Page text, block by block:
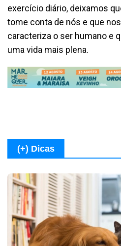
exercício diário, deixamos
tome conta de nós e que
caracteriza o ser humano e
uma vida mais plena.
(+) Dicas